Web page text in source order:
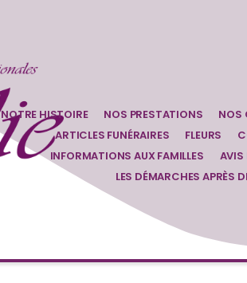
NOTRE HISTOIRE NOS PRESTATIONS NOS
ARTICLES FUNÉRAIRES
FLEURS
INFORMATIONS AUX FAMILLES
AVIS
LES DÉMARCHES APRÈS